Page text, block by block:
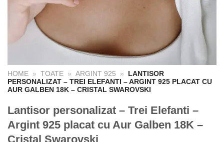
HOME » TOATE » ARGINT 925 »
LANTISOR
PERSONALIZAT – TREI ELEFANTI – ARGINT 925 PLACAT CU
AUR GALBEN 18K – CRISTAL SWAROVSKI
Lantisor personalizat – Trei Elefanti –
Argint 925 placat cu Aur Galben 18K –
Cristal Swarovski